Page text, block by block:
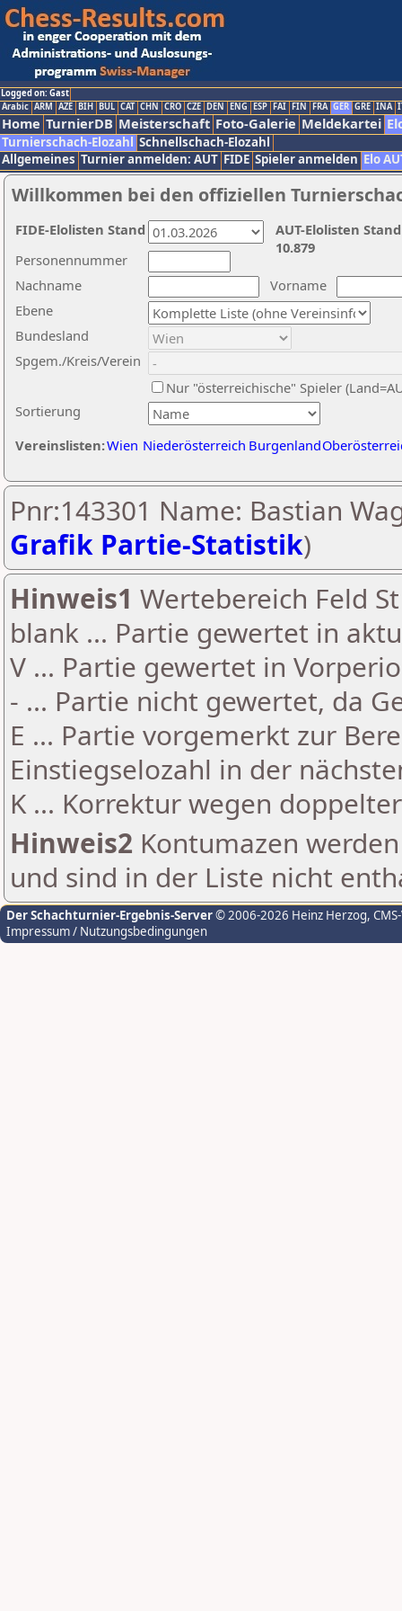
Logged on: Gast
Arabic ARM AZE BIH BUL CAT CHN CRO CZE DEN ENG ESP FAI FIN FRA GER GRE INA
Home TurnierDB Meisterschaft Foto-Galerie Meldekartei
Turnierschach-Elozahl Schnellschach-Elozahl
Allgemeines Turnier anmelden: AUT FIDE Spieler anmelden Elo
Willkommen bei den offiziellen
Nachname
Vorname
Ebene
Sortierung
Personennummer
Bundesland
Spgem./Kreis/Verein
Nur "österreichische" Spieler
Vereinslisten:Wien Niederösterreich Burgenland
AUT-Elolisten
10.879
FIDE-Elolisten Stand
Pnr:143301 Name: Bastian
Grafik Partie-Statistik)
Hinweis1 Wertebereich Feld
blank ... Partie gewertet in
V ... Partie gewertet in
- ... Partie nicht gewertet, da
E ... Partie vorgemerkt zur
Einstiegselozahl in der
K ... Korrektur wegen
Hinweis2 Kontumazen
und sind in der Liste nicht
Der Schachturnier-Ergebnis-Server© 2006-2026 Heinz Herzog,
Impressum / Nutzungsbedingungen